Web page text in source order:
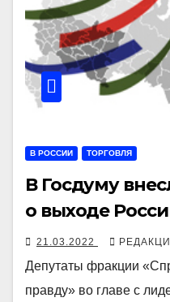
В РОССИИ ТОРГОВЛЯ
В Госдуму
о выходе
21.03.2022
Депутаты фракции
правду» во главе с